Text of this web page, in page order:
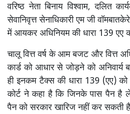
वरिष्ठ नेता बिनाय विश्वाम, दलित
सेवानिवृत्त सेनाधिकारी एम जी
में आयकर अधिनियम की धारा 139 एए
चालू वित्त वर्ष के आम बजट और वित्त
कार्ड को आधार से जोड़ने को अनिवार्य
ही इनकम टैक्स की धारा 139 (एए) को
कोर्ट ने कहा है कि जिनके पास पैन है
पैन को सरकार खारिज नहीं कर सकती